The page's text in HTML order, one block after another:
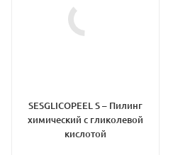
SESGLICOPEEL S – Пилинг
химический с гликолевой
кислотой